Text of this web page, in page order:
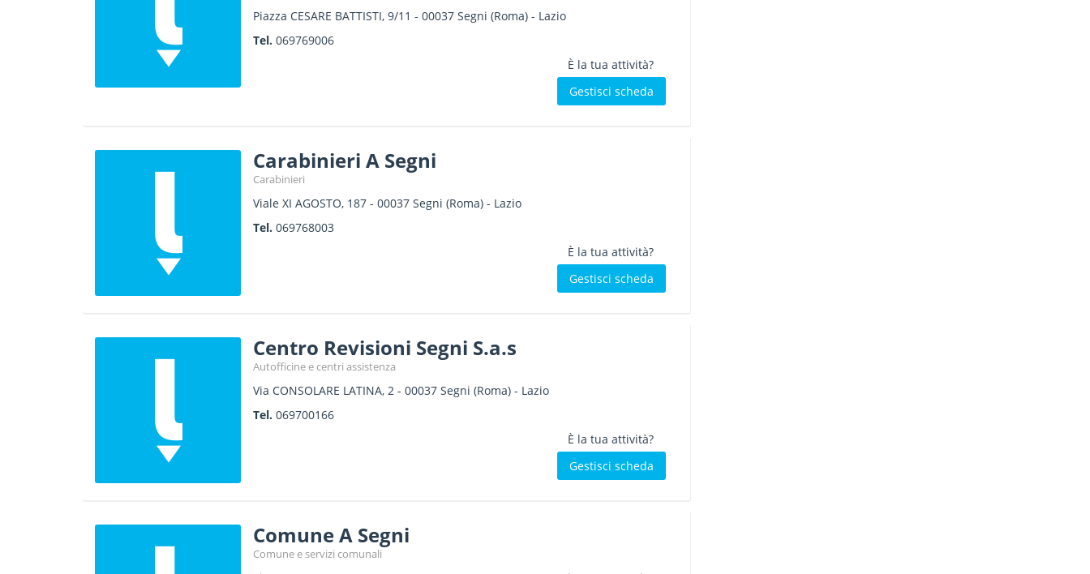
Piazza CESARE BATTISTI, 9/11 - 00037 Segni (Roma) - Lazio
Tel. 069769006
È la tua attività?
Gestisci scheda
Carabinieri A Segni
Carabinieri
Viale XI AGOSTO, 187- 00037 Segni (Roma) - Lazio
Tel. 069768003
È la tua attività?
Gestisci scheda
Centro Revisioni Segni S.a.s
Autofficine e centri assistenza
Via CONSOLARE LATINA, 2- 00037 Segni (Roma) - Lazio
Tel. 069700166
È la tua attività?
Gestisci scheda
Comune A Segni
Comune e servizi comunali